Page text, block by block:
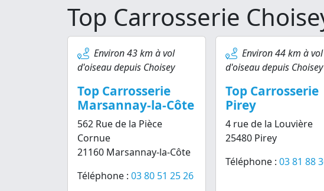
Top Carrosserie
Environ 43 km à vol
d'oiseau depuis Choisey
Top Carrosserie
Marsannay-la-Côte
562 Rue de la Pièce
Cornue
21160 Marsannay-la-Côte
Téléphone : 03 80 51 25 26
Environ 44 km à vol
d'oiseau depuis Choisey
Top Carrosserie
Pirey
4 rue de la Louvière
25480 Pirey
Téléphone : 03 81 88